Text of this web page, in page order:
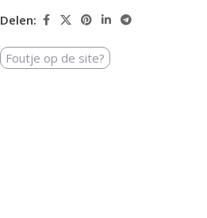
Delen:
Foutje op de site?